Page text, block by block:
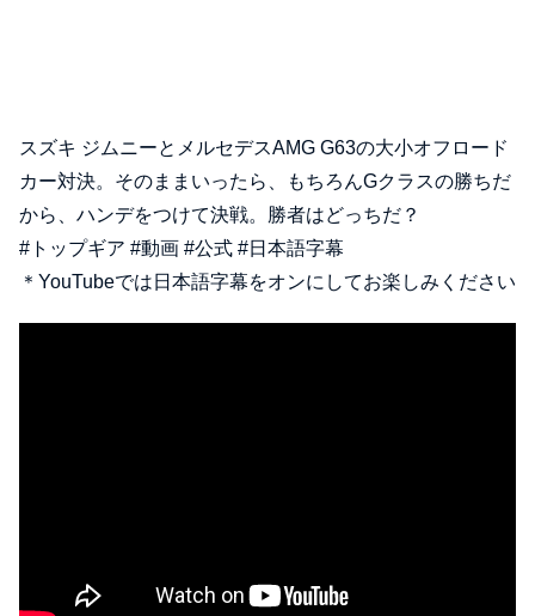
スズキ ジムニーとメルセデスAMG G63の大小オフロード
カー対決。そのままいったら、もちろんGクラスの勝ちだ
から、ハンデをつけて決戦。勝者はどっちだ？
#トップギア #動画 #公式 #日本語字幕
＊YouTubeでは日本語字幕をオンにしてお楽しみください